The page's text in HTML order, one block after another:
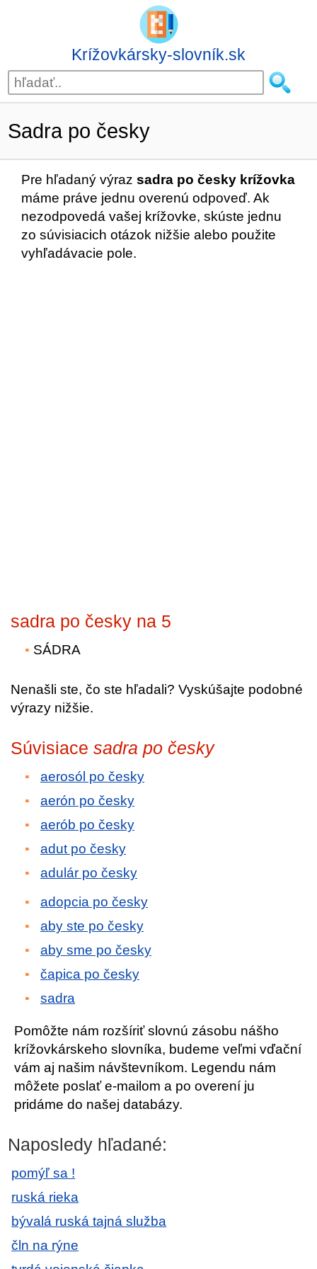
Krížovkársky-slovník.sk
Sadra po česky
Pre hľadaný výraz sadra po česky krížovka
máme práve jednu overenú odpoveď. Ak
nezodpovedá vašej krížovke, skúste jednu
zo súvisiacich otázok nižšie alebo použite
vyhľadávacie pole.
sadra po česky na 5
SÁDRA
Nenašli ste, čo ste hľadali? Vyskúšajte podobné
výrazy nižšie.
Súvisiace sadra po česky
aerosól po česky
aerón po česky
aerób po česky
adut po česky
adulár po česky
adopcia po česky
aby ste po česky
aby sme po česky
čapica po česky
sadra
Pomôžte nám rozšíriť slovnú zásobu nášho
krížovkárskeho slovníka, budeme veľmi vďační
vám aj našim návštevníkom. Legendu nám
môžete poslať e-mailom a po overení ju
pridáme do našej databázy.
Naposledy hľadané:
pomýľ sa !
ruská rieka
bývalá ruská tajná služba
čln na rýne